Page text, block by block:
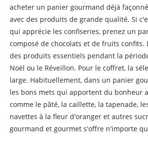
acheter un panier gourmand déjà
avec des produits de grande qualité. Si
qui apprécie les confiseries, prenez un
composé de chocolats et de fruits confits.
des produits essentiels pendant la
Noël ou le Réveillon. Pour le coffret, la
large. Habituellement, dans un panier
les bons mets qui apportent du bonheur
comme le pâté, la caillette, la tapenade,
navettes à la fleur d'oranger et autres
gourmand et gourmet s'offre n'importe